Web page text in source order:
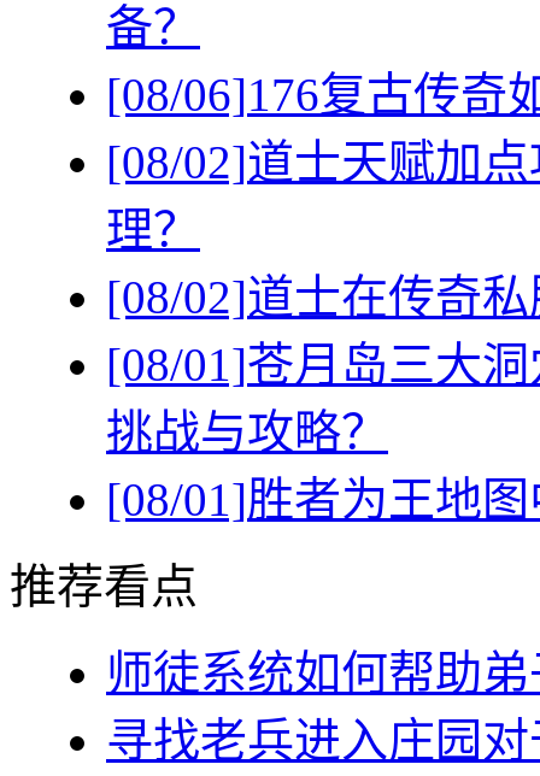
备？
[08/06]176复古传奇
[08/02]道士天赋加
理？
[08/02]道士在传奇
[08/01]苍月岛三大
挑战与攻略？
[08/01]胜者为王地
推荐看点
师徒系统如何帮助弟
寻找老兵进入庄园